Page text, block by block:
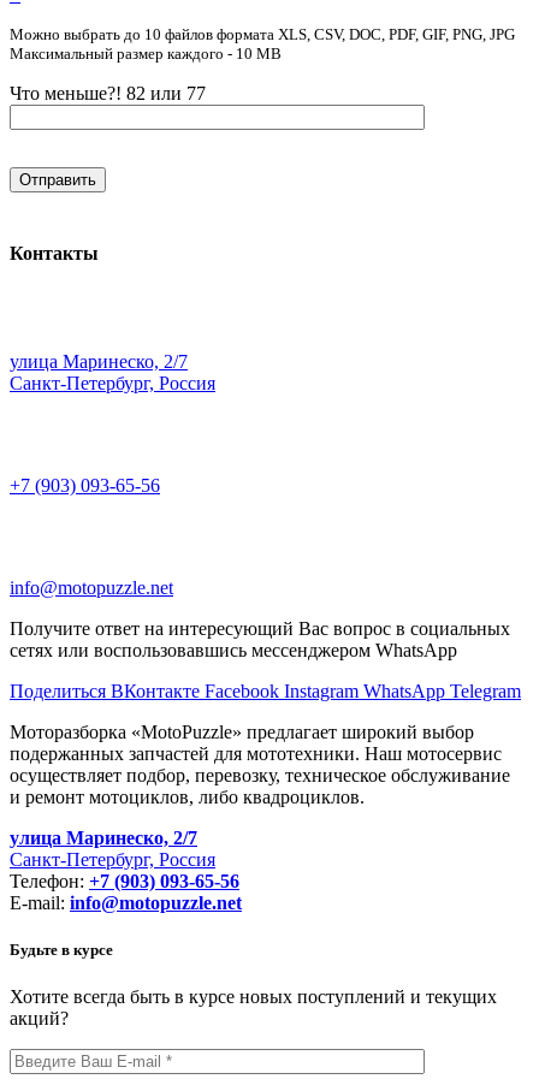
Можно выбрать до 10 файлов формата XLS, CSV, DOC, PDF, GIF, PNG, JPG
Максимальный размер каждого - 10 MB
Что меньше?! 82 или 77
Контакты
улица Маринеско, 2/7
Санкт-Петербург, Россия
+7 (903) 093-65-56
info@motopuzzle.net
Получите ответ на интересующий Вас вопрос в социальных
сетях или воспользовавшись мессенджером WhatsApp
Поделиться ВКонтакте Facebook Instagram WhatsApp Telegram
Моторазборка «MotoPuzzle» предлагает широкий выбор
подержанных запчастей для мототехники. Наш мотосервис
осуществляет подбор, перевозку, техническое обслуживание
и ремонт мотоциклов, либо квадроциклов.
улица Маринеско, 2/7
Санкт-Петербург, Россия
Телефон: +7 (903) 093-65-56
E-mail: info@motopuzzle.net
Будьте в курсе
Хотите всегда быть в курсе новых поступлений и текущих
акций?